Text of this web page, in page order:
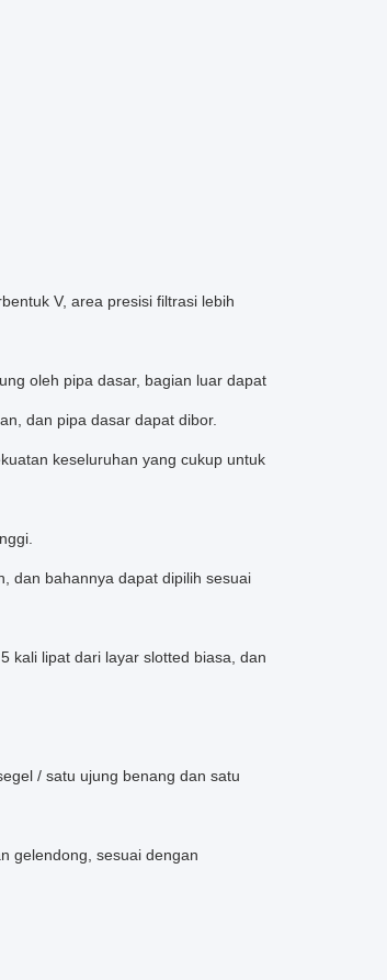
V, area presisi filtrasi lebih
oleh pipa dasar, bagian luar dapat
dan pipa dasar dapat dibor.
keseluruhan yang cukup untuk
dan bahannya dapat dipilih sesuai
kali lipat dari layar slotted biasa, dan
/ satu ujung benang dan satu
gelendong, sesuai dengan